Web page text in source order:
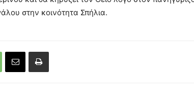
στην κοινότητα Σπήλια.